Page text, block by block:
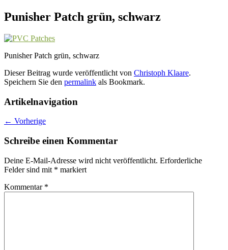
Punisher Patch grün, schwarz
Punisher Patch grün, schwarz
Dieser Beitrag wurde veröffentlicht von Christoph Klaare.
Speichern Sie den permalink als Bookmark.
Artikelnavigation
← Vorherige
Schreibe einen Kommentar
Deine E-Mail-Adresse wird nicht veröffentlicht. Erforderliche
Felder sind mit * markiert
Kommentar *